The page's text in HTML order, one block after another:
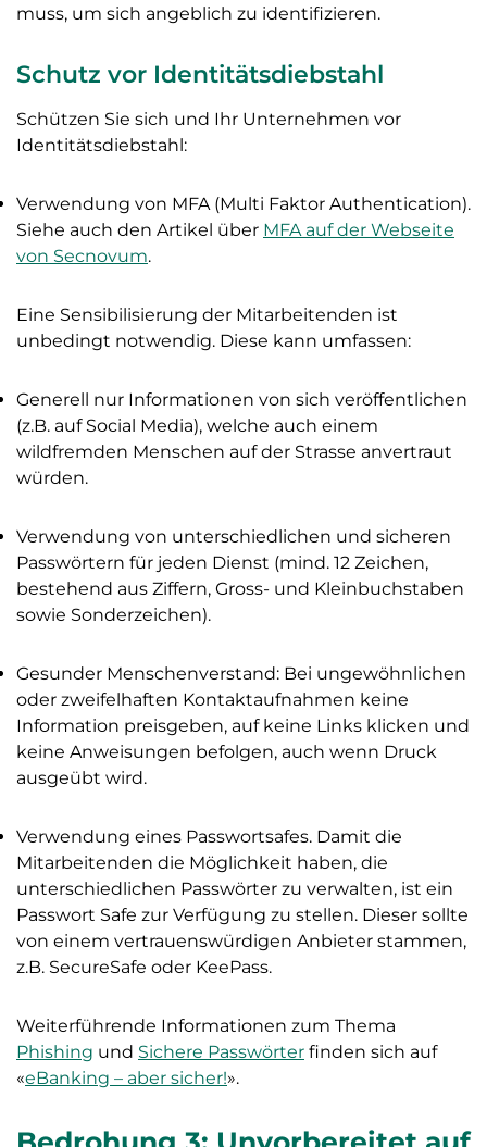
muss, um sich angeblich zu identifizieren.
Schutz vor Identitätsdiebstahl
Schützen Sie sich und Ihr Unternehmen vor
Identitätsdiebstahl:
Verwendung von MFA (Multi Faktor Authentication).
Siehe auch den Artikel über MFA auf der Webseite
von Secnovum.
Eine Sensibilisierung der Mitarbeitenden ist
unbedingt notwendig. Diese kann umfassen:
Generell nur Informationen von sich veröffentlichen
(z.B. auf Social Media), welche auch einem
wildfremden Menschen auf der Strasse anvertraut
würden.
Verwendung von unterschiedlichen und sicheren
Passwörtern für jeden Dienst (mind. 12 Zeichen,
bestehend aus Ziffern, Gross- und Kleinbuchstaben
sowie Sonderzeichen).
Gesunder Menschenverstand: Bei ungewöhnlichen
oder zweifelhaften Kontaktaufnahmen keine
Information preisgeben, auf keine Links klicken und
keine Anweisungen befolgen, auch wenn Druck
ausgeübt wird.
Verwendung eines Passwortsafes. Damit die
Mitarbeitenden die Möglichkeit haben, die
unterschiedlichen Passwörter zu verwalten, ist ein
Passwort Safe zur Verfügung zu stellen. Dieser sollte
von einem vertrauenswürdigen Anbieter stammen,
z.B. SecureSafe oder KeePass.
Weiterführende Informationen zum Thema
Phishing und Sichere Passwörter finden sich auf
«eBanking – aber sicher!».